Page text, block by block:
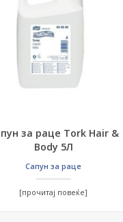
за раце Tork Hair &
Body 5Л
Сапун за раце
[прочитај повеќе]